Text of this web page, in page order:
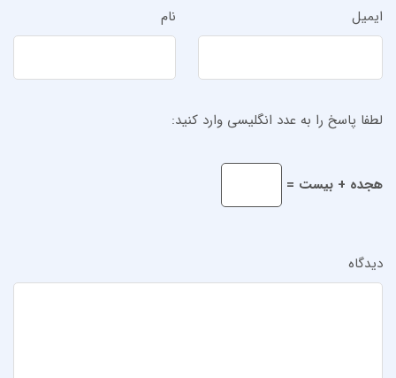
نام ایمیل
لطفا پاسخ را به عدد انگلیسی وارد کنید:
هجده + بیست =
دیدگاه